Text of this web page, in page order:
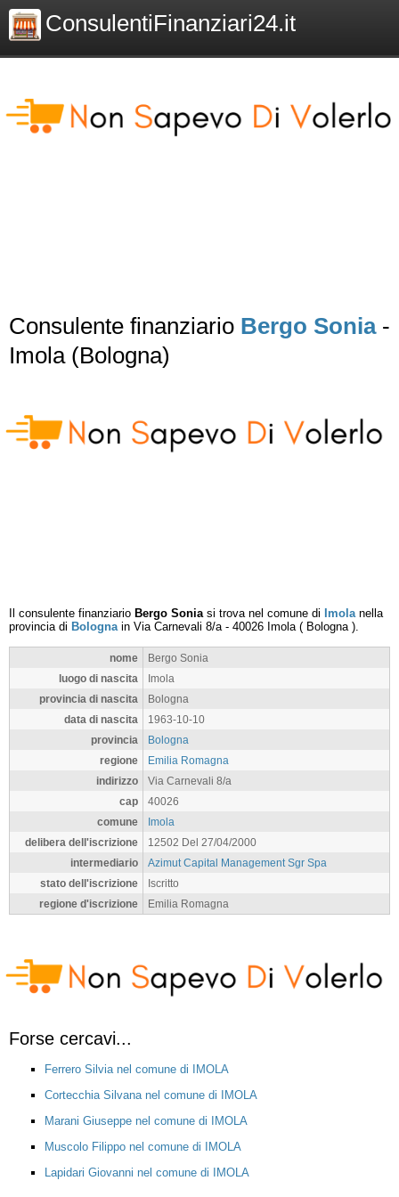
ConsulentiFinanziari24.it
Consulente finanziario Bergo Sonia-
Imola (Bologna)
Il consulente finanziario Bergo Soniasi trova nel comune di Imolanella
provincia di Bolognain Via Carnevali 8/a- 40026 Imola( Bologna).
nome
Bergo Sonia
luogo di nascita
Imola
provincia di nascita
Bologna
data di nascita
1963-10-10
provincia
Bologna
regione
Emilia Romagna
indirizzo
Via Carnevali 8/a
cap
40026
comune
Imola
delibera dell'iscrizione
12502 Del 27/04/2000
intermediario
Azimut Capital Management Sgr Spa
stato dell'iscrizione
Iscritto
regione d'iscrizione
Emilia Romagna
Forse cercavi...
Ferrero Silvia nel comune di IMOLA
Cortecchia Silvana nel comune di IMOLA
Marani Giuseppe nel comune di IMOLA
Muscolo Filippo nel comune di IMOLA
Lapidari Giovanni nel comune di IMOLA